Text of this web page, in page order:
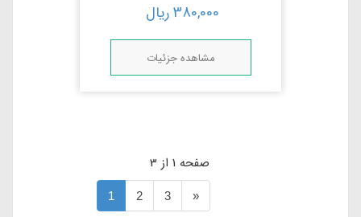
380,000ریال
مشاهده جزئیات
صفحه 1 از 3
1 2 3 »